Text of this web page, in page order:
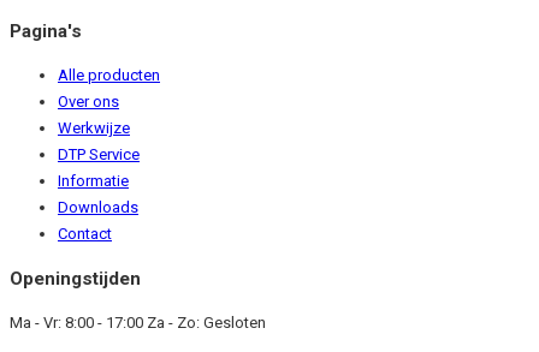
Pagina's
Alle producten
Over ons
Werkwijze
DTP Service
Informatie
Downloads
Contact
Openingstijden
Ma - Vr: 8:00 - 17:00 Za - Zo: Gesloten